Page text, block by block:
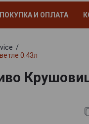
ПОКУПКА И ОПЛАТА
0.43л